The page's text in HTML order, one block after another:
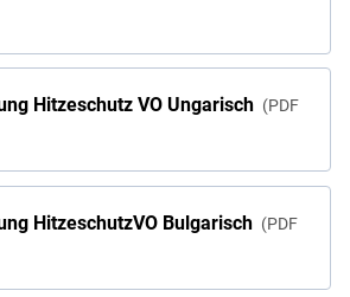
Hitzeschutz VO Ungarisch
PDF
HitzeschutzVO Bulgarisch
PDF